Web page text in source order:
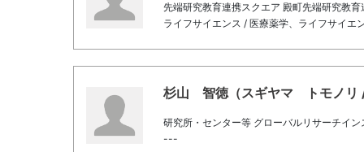
先端研究教育連携スクエア 殿町先端研究教育
ライフサイエンス / 医療薬学、ライフサイエ
杉山 智徳（スギヤマ トモノリ
研究所・センター等 グローバルリサーチイ
---